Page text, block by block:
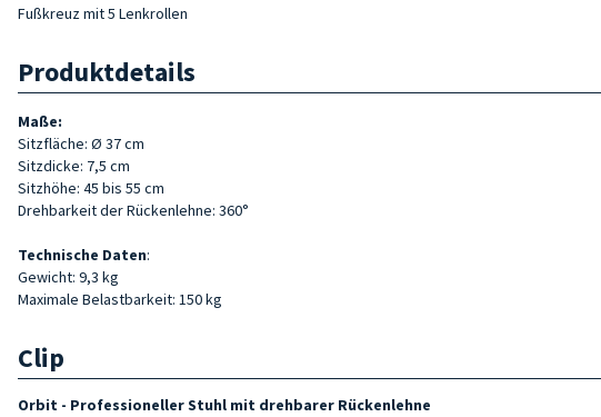
Fußkreuz mit 5 Lenkrollen
Produktdetails
Maße:
Sitzfläche: Ø 37 cm
Sitzdicke: 7,5 cm
Sitzhöhe: 45 bis 55 cm
Drehbarkeit der Rückenlehne: 360°
Technische Daten:
Gewicht: 9,3 kg
Maximale Belastbarkeit: 150 kg
Clip
Orbit - Professioneller Stuhl mit drehbarer Rückenlehne